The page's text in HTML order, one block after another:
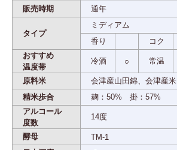
販売時期
通年
タイプ
ミディアム
香り
コク
おすすめ
温度帯
冷酒 ○ 常温
原料米
会津産山田錦、会津産米
精米歩合
麹：50% 掛：57%
アルコール
度数
14度
酵母
TM-1